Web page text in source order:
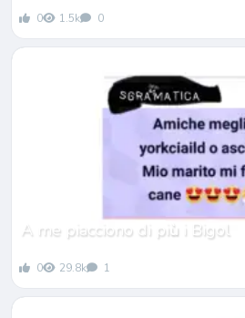
0 1.5k 0
A me piacciono di piùi Bigol
0 29.8k 1